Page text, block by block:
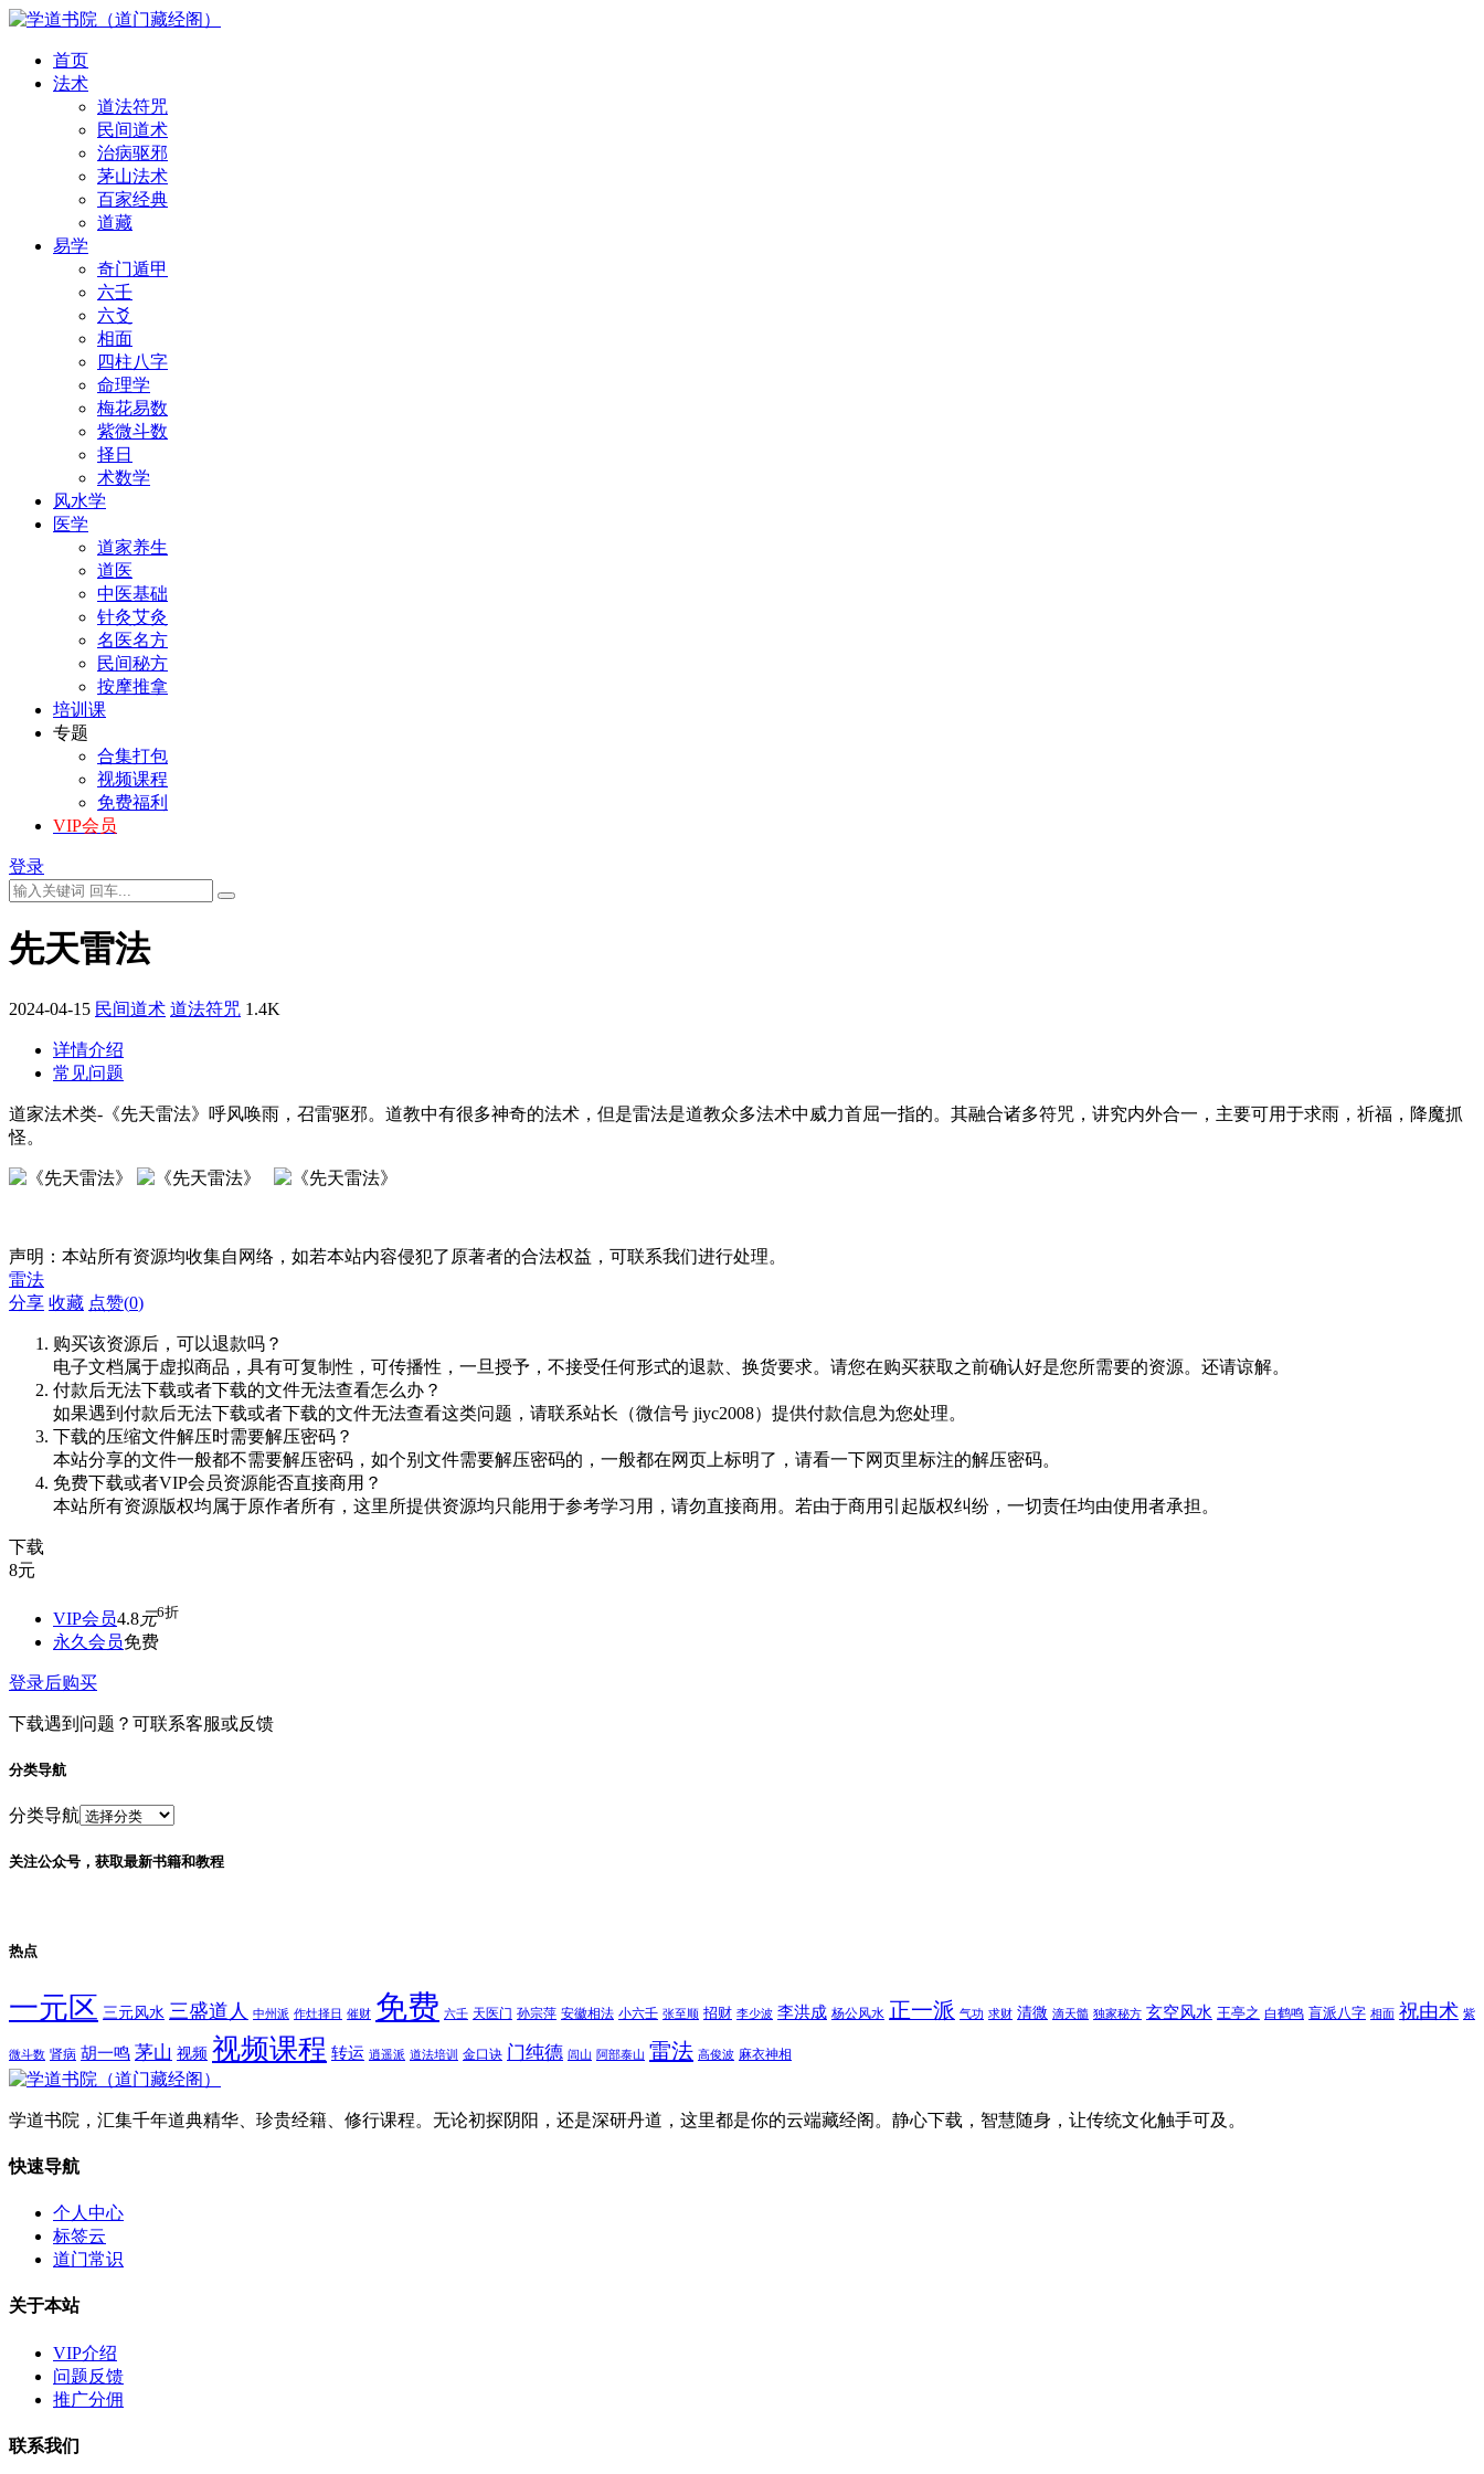
首页
法术
道法符咒
民间道术
治病驱邪
茅山法术
百家经典
道藏
易学
奇门遁甲
六壬
六爻
相面
四柱八字
命理学
梅花易数
紫微斗数
择日
术数学
风水学
医学
道家养生
道医
中医基础
针灸艾灸
名医名方
民间秘方
按摩推拿
培训课
专题
合集打包
视频课程
免费福利
VIP会员
登录
先天雷法
2024-04-15 民间道术 道法符咒 1.4K
详情介绍
常见问题
道家法术类-《先天雷法》呼风唤雨，召雷驱邪。道教中有很多神奇的法术，但是雷法是道教众多法术中威力首屈一指的。其融合诸多符咒，讲究内外合一，主要可用于求雨，祈福，降魔抓
怪。
声明：本站所有资源均收集自网络，如若本站内容侵犯了原著者的合法权益，可联系我们进行处理。
雷法
分享 收藏 点赞(0)
购买该资源后，可以退款吗？
电子文档属于虚拟商品，具有可复制性，可传播性，一旦授予，不接受任何形式的退款、换货要求。请您在购买获取之前确认好是您所需要的资源。还请谅解。
付款后无法下载或者下载的文件无法查看怎么办？
如果遇到付款后无法下载或者下载的文件无法查看这类问题，请联系站长（微信号 jiyc2008）提供付款信息为您处理。
下载的压缩文件解压时需要解压密码？
本站分享的文件一般都不需要解压密码，如个别文件需要解压密码的，一般都在网页上标明了，请看一下网页里标注的解压密码。
免费下载或者VIP会员资源能否直接商用？
本站所有资源版权均属于原作者所有，这里所提供资源均只能用于参考学习用，请勿直接商用。若由于商用引起版权纠纷，一切责任均由使用者承担。
下载
8元
VIP会员4.8元6折
永久会员免费
登录后购买
下载遇到问题？可联系客服或反馈
分类导航
分类导航
关注公众号，获取最新书籍和教程
热点
一元区 三元风水 三盛道人 中州派 作灶择日 催财 免费 六壬 天医门 孙宗萍 安徽相法 小六壬 张至顺 招财 李少波 李洪成 杨公风水 正一派 气功 求财 清微 滴天髓 独家秘方 玄空风水 王亭之 白鹤鸣 盲派八字 相面 祝由术 紫
微斗数 肾病 胡一鸣 茅山 视频 视频课程 转运 逍遥派 道法培训 金口诀 门纯德 闾山 阿部泰山 雷法 高俊波 麻衣神相
学道书院，汇集千年道典精华、珍贵经籍、修行课程。无论初探阴阳，还是深研丹道，这里都是你的云端藏经阁。静心下载，智慧随身，让传统文化触手可及。
快速导航
个人中心
标签云
道门常识
关于本站
VIP介绍
问题反馈
推广分佣
联系我们